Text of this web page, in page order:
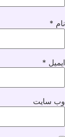
نام *
ایمیل *
وب‌ سایت